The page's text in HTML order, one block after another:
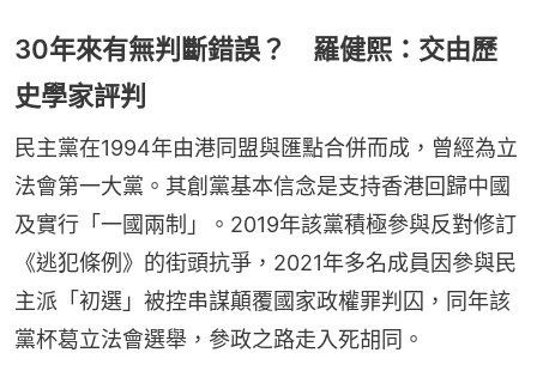
30年來有無判斷錯誤？ 羅健熙：交由歷
史學家評判
民主黨在1994年由港同盟與匯點合併而成，曾經為立
法會第一大黨。其創黨基本信念是支持香港回歸中國
及實行「一國兩制」。2019年該黨積極參與反對修訂
《逃犯條例》的街頭抗爭，2021年多名成員因參與民
主派「初選」被控串謀顛覆國家政權罪判囚，同年該
黨杯葛立法會選舉，參政之路走入死胡同。